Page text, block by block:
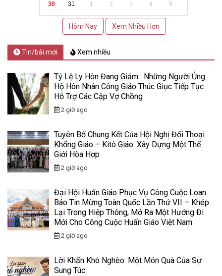
30 31 1 2 3 4 5
Hôm Nay Xem Nhiều Hơn
Tin/bài mới Xem nhiều
Tỷ Lệ Ly Hôn Đang Giảm : Những Người Ủng
Hộ Hôn Nhân Công Giáo Thúc Giục Tiếp Tục
Hỗ Trợ Các Cặp Vợ Chồng
2 giờ ago
Tuyên Bố Chung Kết Của Hội Nghị Đối Thoại
Khổng Giáo – Kitô Giáo: Xây Dựng Một Thế
Giới Hòa Hợp
2 giờ ago
Đại Hội Huấn Giáo Phục Vụ Công Cuộc Loan
Báo Tin Mừng Toàn Quốc Lần Thứ VII – Khép
Lại Trong Hiệp Thông, Mở Ra Một Hướng Đi
Mới Cho Công Cuộc Huấn Giáo Việt Nam
2 giờ ago
Lời Khấn Khó Nghèo: Một Món Quà Của Sự
Sung Túc